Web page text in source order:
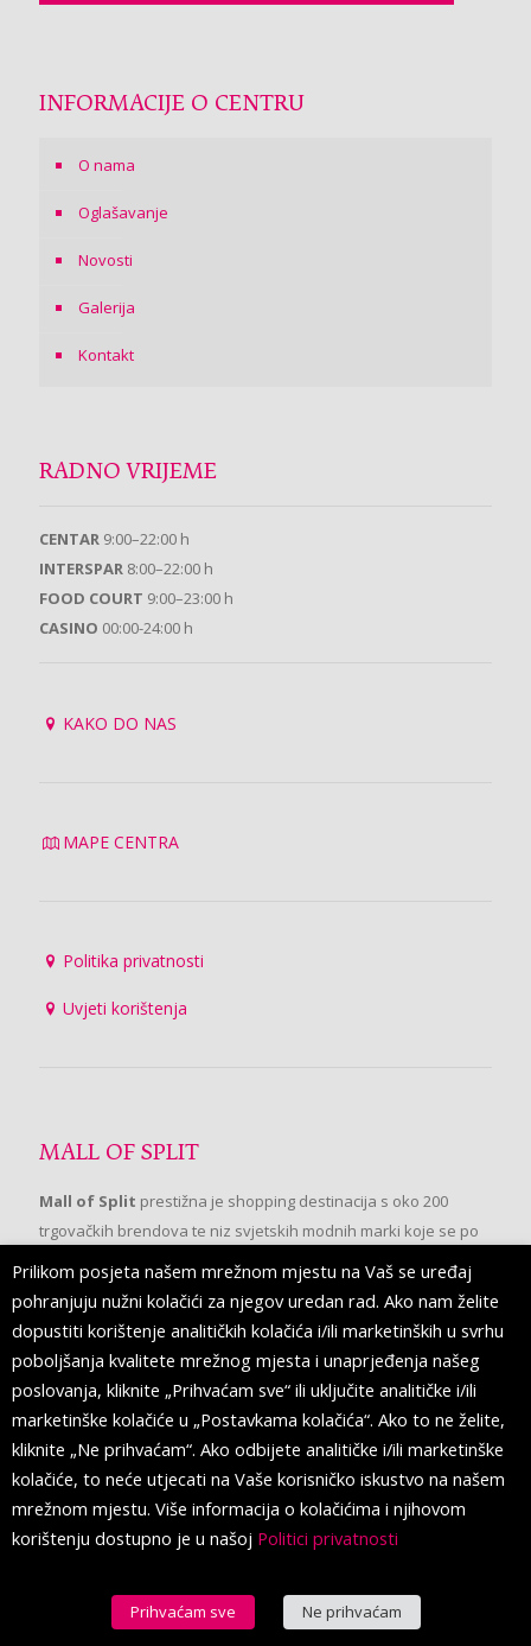
INFORMACIJE O CENTRU
O nama
Oglašavanje
Novosti
Galerija
Kontakt
RADNO VRIJEME
CENTAR 9:00–22:00 h
INTERSPAR 8:00–22:00 h
FOOD COURT 9:00–23:00 h
CASINO 00:00-24:00 h
KAKO DO NAS
MAPE CENTRA
Politika privatnosti
Uvjeti korištenja
MALL OF SPLIT
Mall of Split prestižna je shopping destinacija s oko 200
trgovačkih brendova te niz svjetskih modnih marki koje se po
prvi put pojavljuju u Splitu.
PRATITE NAS
Prilikom posjeta našem mrežnom mjestu na Vaš se uređaj
pohranjuju nužni kolačići za njegov uredan rad. Ako nam želite
dopustiti korištenje analitičkih kolačića i/ili marketinških u svrhu
poboljšanja kvalitete mrežnog mjesta i unaprjeđenja našeg
poslovanja, kliknite „Prihvaćam sve“ ili uključite analitičke i/ili
marketinške kolačiće u „Postavkama kolačića“. Ako to ne želite,
kliknite „Ne prihvaćam“. Ako odbijete analitičke i/ili marketinške
kolačiće, to neće utjecati na Vaše korisničko iskustvo na našem
mrežnom mjestu. Više informacija o kolačićima i njihovom
korištenju dostupno je u našoj Politici privatnosti
Prihvaćam sve Ne prihvaćam